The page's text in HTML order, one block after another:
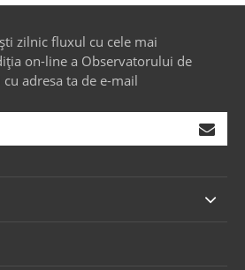
zilnic fluxul cu cele mai
on-line a Observatorului de
adresa ta de e-mail